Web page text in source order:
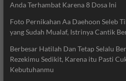
Anda Terhambat Karena 8 Dosa Ini
Foto Pernikahan Aa Daehoon Seleb
yang Sudah Mualaf, Istrinya Cantik
Berbesar Hatilah Dan Tetap Selalu
Rezekimu Sedikit, Karena itu Pasti
Kebutuhanmu